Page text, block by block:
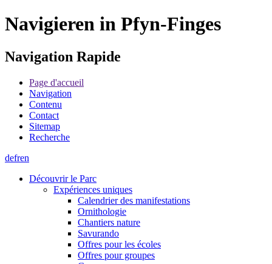
Navigieren in Pfyn-Finges
Navigation Rapide
Page d'accueil
Navigation
Contenu
Contact
Sitemap
Recherche
defren
Découvrir le Parc
Expériences uniques
Calendrier des manifestations
Ornithologie
Chantiers nature
Savurando
Offres pour les écoles
Offres pour groupes